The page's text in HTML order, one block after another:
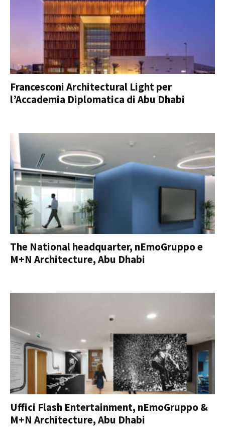
Francesconi Architectural Light per
l’Accademia Diplomatica di Abu Dhabi
The National headquarter, nEmoGruppo e
M+N Architecture, Abu Dhabi
Uffici Flash Entertainment, nEmoGruppo &
M+N Architecture, Abu Dhabi